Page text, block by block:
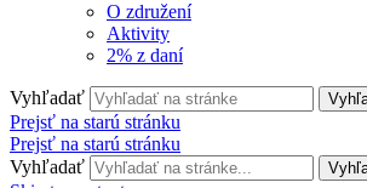
O združení
Aktivity
2% z daní
Vyhľadať
Prejsť na starú stránku
Prejsť na starú stránku
Vyhľadať